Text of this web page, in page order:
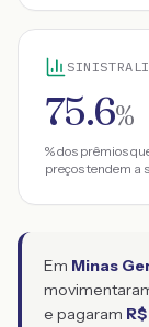
75.6%
% dos prêmios
preços tendem a
Em Minas
e pagaram